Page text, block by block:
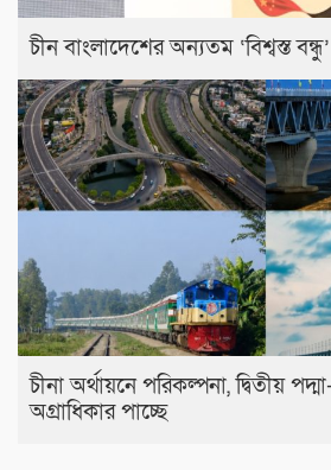
চীন বাংলাদেশের অন্যতম ‘বিশ্বস্ত বন্ধু’
চীনা অর্থায়নে পরিকল্পনা, দ্বিতীয়
অগ্রাধিকার পাচ্ছে